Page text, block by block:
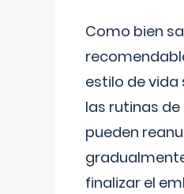
Como bien
estilo de vida
las rutinas
pueden
finalizar el